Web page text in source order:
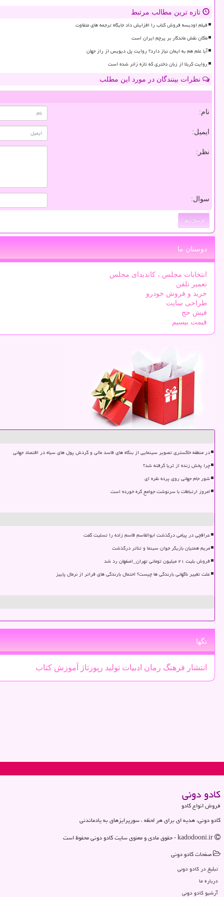
تازه ترین مطالب مرتبط
فیلم اودیسه فروش کتاب را افزایش داد جایگاه ترجمه های متفاوت
ماکان نقش ماندگار بر پرچم ایران است
آیا علم هم به ایمان نیاز دارد؟ روایت پل دیویس از راز جهان
روایت کربلا از زبان دختری که تازه زائر شده است
نظرات بینندگان در مورد این مطلب
نام:
ایمیل:
نظر:
سوال:
دوستان ما
انتخابات مجلس ، کاندیدای مجلس
تعمیر تلفن
خرید و فروش خودرو
طراحی سایت
فیش حج
قیمت بیسیم
در منطقه خاکستری تصویر سینمایی از بنگاه های فاسد مالی و گردش پول های سیاه در اقتصاد جهانی
چرا پخش زنده از ثریا گرفته شد؟
شور جام جهانی روی پرده نقره ای
امروز ارتباطات با سرنوشت جوامع گره خورده است
عراقچی در پیامی درگذشت ابوالقاسم قاسم زاده را تسلیت گفت
مریم همتیان بازیگر جوان سینما و تئاتر درگذشت
فروش بلیت ۲۱ میلیون تومانی تهران_اصفهان رد شد
علت تغییر ناگهانی بارندگی ها چیست؟ احتمال بارندگی های فراتر از نرمال پاییز
تگها
انتشار فرهنگ رمان ادبیات تولید رپورتاژ آموزش كتاب
كادو دونی
فروش انواع کادو
کادو دونی، هدیه ای برای هر لحظه ، سورپرایزهای به یادماندنی
صفحات كادو دونی
تبلیغ در كادو دونی
درباره ما
آرشیو كادو دونی